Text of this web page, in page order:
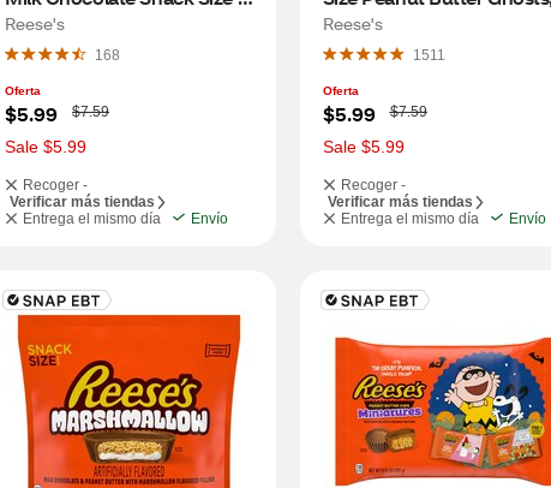
Peanut Butter Pumpkins
Halloween Candy, 9 OZ
Reese's
168
Oferta
$5.99
W
a
s
$7.59
Sale $5.99
Recoger -
Verificar más tiendas
Entrega el mismo día
Envío
Halloween Candy, 9.6 OZ
Reese's
1511
Oferta
$5.99
W
a
s
$7.59
Sale $5.99
Recoger -
Verificar más tiendas
Entrega el mismo día
Envío